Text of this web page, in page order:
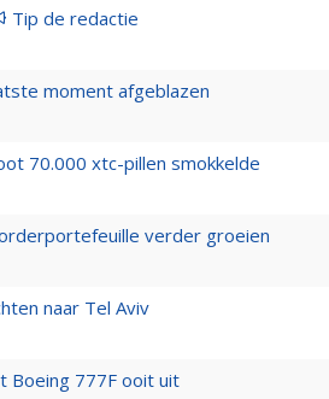
Tip de redactie
moment afgeblazen
70.000 xtc-pillen smokkelde
verder groeien
naar Tel Aviv
Boeing 777F ooit uit